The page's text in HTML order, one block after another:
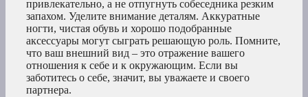
привлекательно, а не отпугнуть собеседника резким
запахом. Уделите внимание деталям. Аккуратные
ногти, чистая обувь и хорошо подобранные
аксессуары могут сыграть решающую роль. Помните,
что ваш внешний вид – это отражение вашего
отношения к себе и к окружающим. Если вы
заботитесь о себе, значит, вы уважаете и своего
партнера.